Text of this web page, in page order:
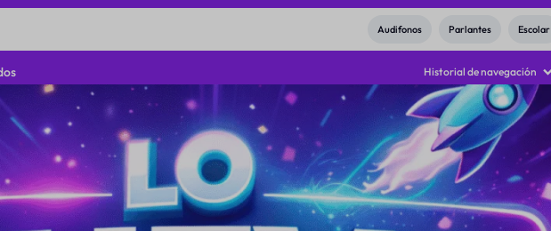
Audifonos Parlantes Escolar
Historial de navegación